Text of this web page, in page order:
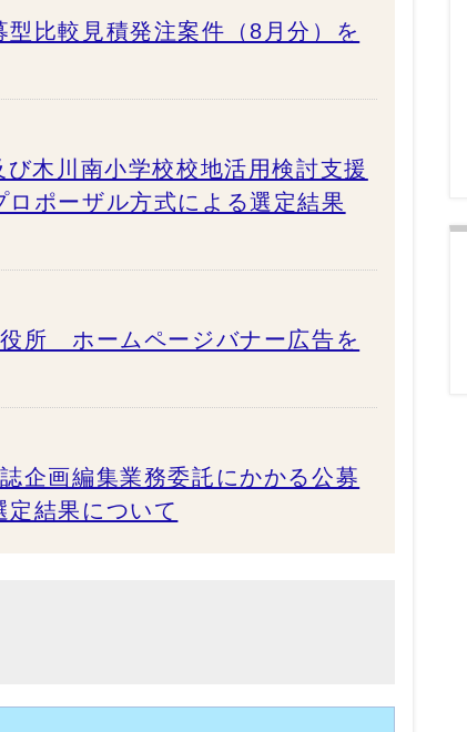
比較見積発注案件（8月分）を
木川南小学校校地活用検討支援
ポーザル方式による選定結果
所 ホームページバナー広告を
企画編集業務委託にかかる公募
結果について